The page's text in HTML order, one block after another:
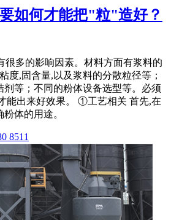
如何才能把"粒"造好？
很多的影响因素。材料方面有浆料的
度,固含量,以及浆料的分散粒径等；
剂等；不同的粉体设备选型等。必须
能出来好效果。 ①工艺相关 首先,在
体的用途。
8511